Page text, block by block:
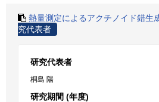
熱量測定によるアクチノイド錯生
究代表者
研究代表者
桐島 陽
研究期間 (年度)